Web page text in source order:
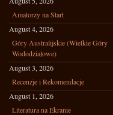
Amatorzy na Start
August 4, 2026
Góry Australijskie (Wielkie Góry
Wododziałowe)
August 3, 2026
Recenzje i Rekomendacje
August 1, 2026
Literatura na Ekranie